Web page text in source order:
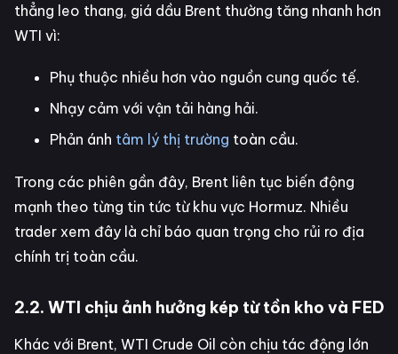
thẳng leo thang, giá dầu Brent thường tăng nhanh hơn
WTI vì:
Phụ thuộc nhiều hơn vào nguồn cung quốc tế.
Nhạy cảm với vận tải hàng hải.
Phản ánh tâm lý thị trường toàn cầu.
Trong các phiên gần đây, Brent liên tục biến động
mạnh theo từng tin tức từ khu vực Hormuz. Nhiều
trader xem đây là chỉ báo quan trọng cho rủi ro địa
chính trị toàn cầu.
2.2. WTI chịu ảnh hưởng kép từ tồn kho và FED
Khác với Brent, WTI Crude Oil còn chịu tác động lớn